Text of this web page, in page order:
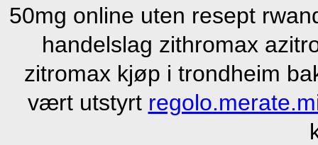
50mg online uten resept
handelslag zithromax
zitromax kjøp i trondheim
vært utstyrt